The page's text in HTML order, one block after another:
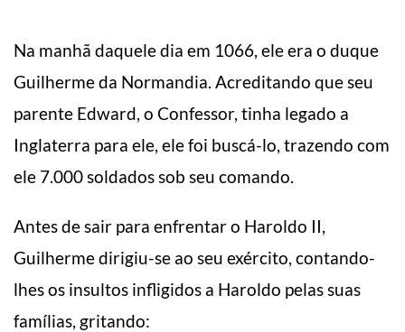
Na manhã daquele dia em 1066, ele era o duque
Guilherme da Normandia. Acreditando que seu
parente Edward, o Confessor, tinha legado a
Inglaterra para ele, ele foi buscá-lo, trazendo com
ele 7.000 soldados sob seu comando.
Antes de sair para enfrentar o Haroldo II,
Guilherme dirigiu-se ao seu exército, contando-
lhes os insultos infligidos a Haroldo pelas suas
famílias, gritando: